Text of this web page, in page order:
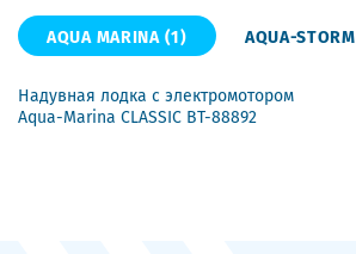
AQUA MARINA(1) AQUA-STORM
Надувная лодка с электромотором
Aqua-Marina CLASSIC BT-88892